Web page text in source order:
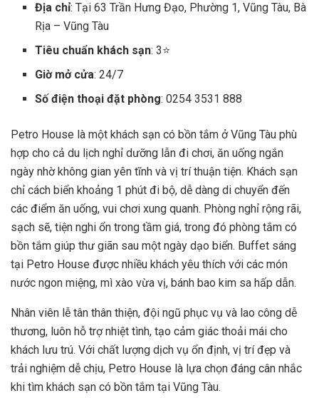
Địa chỉ: Tại 63 Trần Hưng Đạo, Phường 1, Vũng Tàu, Bà
Rịa – Vũng Tàu
Tiêu chuẩn khách sạn: 3⭐
Giờ mở cửa: 24/7
Số điện thoại đặt phòng: 0254 3531 888
Petro House là một khách sạn có bồn tắm ở Vũng Tàu phù
hợp cho cả du lịch nghỉ dưỡng lẫn đi chơi, ăn uống ngắn
ngày nhờ không gian yên tĩnh và vị trí thuận tiện. Khách sạn
chỉ cách biển khoảng 1 phút đi bộ, dễ dàng di chuyển đến
các điểm ăn uống, vui chơi xung quanh. Phòng nghỉ rộng rãi,
sạch sẽ, tiện nghi ổn trong tầm giá, trong đó phòng tắm có
bồn tắm giúp thư giãn sau một ngày dạo biển. Buffet sáng
tại Petro House được nhiều khách yêu thích với các món
nước ngon miệng, mì xào vừa vị, bánh bao kim sa hấp dẫn.
Nhân viên lễ tân thân thiện, đội ngũ phục vụ và lao công dễ
thương, luôn hỗ trợ nhiệt tình, tạo cảm giác thoải mái cho
khách lưu trú. Với chất lượng dịch vụ ổn định, vị trí đẹp và
trải nghiệm dễ chịu, Petro House là lựa chọn đáng cân nhắc
khi tìm khách sạn có bồn tắm tại Vũng Tàu.